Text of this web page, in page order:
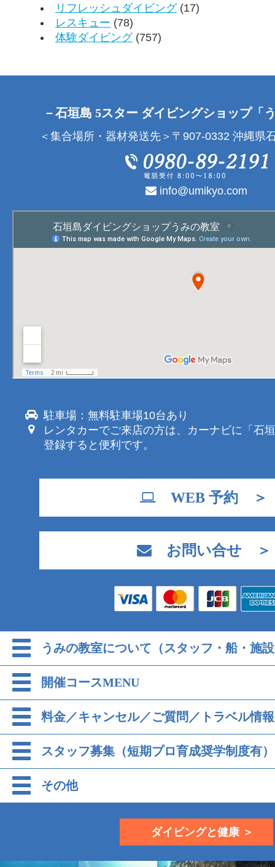
リフレッシュダイビング(17)
レスキュー (78)
体験ダイビング(757)
－石垣島 5スター ダイビングショップ「
＜集合場所・器材発送先＞〒907-0332 沖縄県
info@umikyo.com
駐車場：無料駐車場10台あり
レンタカーでご来店の方は、カーナビに「石
登録すると便利です。
WEB 予約 ＞
お問い合せ ＞
うみの教室について（スタッフ・船・施
開催コースMENU
料金／キャンセル／ご質問／トラベル情報
スタッフ募集（短期プロ育成奨学制度有）
その他
ダイビングと健康 ＞